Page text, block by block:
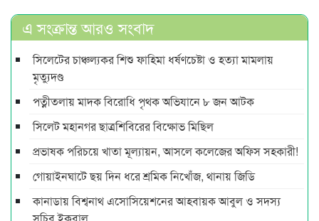
এ সংক্রান্ত আরও সংবাদ
সিলেটের চাঞ্চল্যকর শিশু ফাহিমা ধর্ষণচেষ্টা ও হত্যা মামলায়
মৃত্যুদণ্ড
পত্নীতলায় মাদক বিরোধি পৃথক অভিযানে ৮ জন আটক
সিলেট মহানগর ছাত্রশিবিরের বিক্ষোভ মিছিল
প্রভাষক পরিচয়ে খাতা মূল্যায়ন, আসলে কলেজের অফিস সহকারী!
গোয়াইনঘাটে ছয় দিন ধরে শ্রমিক নিখোঁজ, থানায় জিডি
কানাডায় বিশ্বনাথ এসোসিয়েশনের আহবায়ক আবুল ও সদস্য